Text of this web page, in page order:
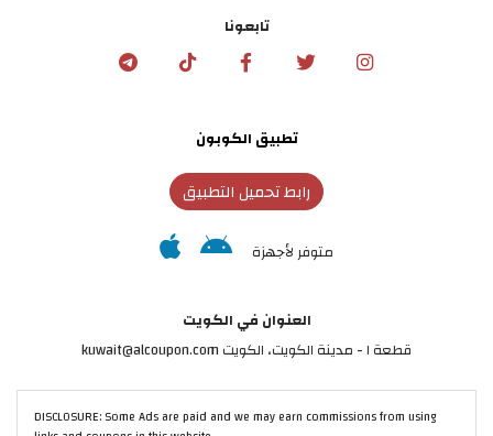
تابعونا
تطبيق الكوبون
رابط تحميل التطبيق
متوفر لأجهزة
العنوان في الكويت
قطعة ١ - مدينة الكويت، الكويت kuwait@alcoupon.com
DISCLOSURE: Some Ads are paid and we may earn commissions from using